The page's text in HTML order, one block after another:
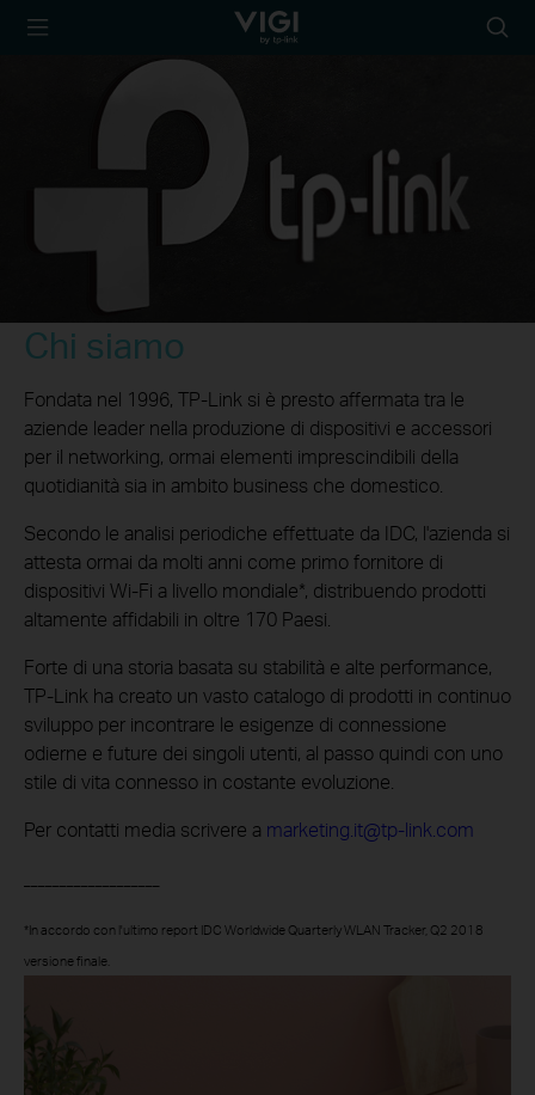
TP-Link, Reliably
Chi siamo
Fondata nel 1996, TP-Link si è presto affermata tra le
aziende leader nella produzione di dispositivi e accessori
per il networking, ormai elementi imprescindibili della
quotidianità sia in ambito business che domestico.
Secondo le analisi periodiche effettuate da IDC, l'azienda si
attesta ormai da molti anni come primo fornitore di
dispositivi Wi-Fi a livello mondiale*, distribuendo prodotti
altamente affidabili in oltre 170 Paesi.
Forte di una storia basata su stabilità e alte performance,
TP-Link ha creato un vasto catalogo di prodotti in continuo
sviluppo per incontrare le esigenze di connessione
odierne e future dei singoli utenti, al passo quindi con uno
stile di vita connesso in costante evoluzione.
Per contatti media scrivere a marketing.it@tp-link.com
*In accordo con l'ultimo report IDC Worldwide Quarterly WLAN Tracker, Q2 2018
versione finale.